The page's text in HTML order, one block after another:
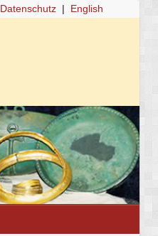
Datenschutz | English